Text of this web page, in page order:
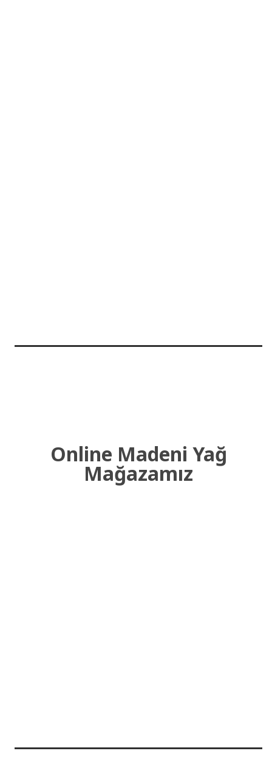
Online Madeni Yağ
Mağazamız